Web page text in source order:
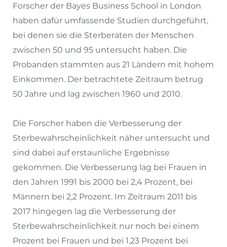
Forscher der Bayes Business School in London
haben dafür umfassende Studien durchgeführt,
bei denen sie die Sterberaten der Menschen
zwischen 50 und 95 untersucht haben. Die
Probanden stammten aus 21 Ländern mit hohem
Einkommen. Der betrachtete Zeitraum betrug
50 Jahre und lag zwischen 1960 und 2010.
Die Forscher haben die Verbesserung der
Sterbewahrscheinlichkeit näher untersucht und
sind dabei auf erstaunliche Ergebnisse
gekommen. Die Verbesserung lag bei Frauen in
den Jahren 1991 bis 2000 bei 2,4 Prozent, bei
Männern bei 2,2 Prozent. Im Zeitraum 2011 bis
2017 hingegen lag die Verbesserung der
Sterbewahrscheinlichkeit nur noch bei einem
Prozent bei Frauen und bei 1,23 Prozent bei